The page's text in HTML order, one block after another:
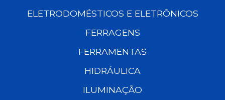
ELETRODOMÉSTICOS E ELETRÔNICOS
FERRAGENS
FERRAMENTAS
HIDRÁULICA
ILUMINAÇÃO